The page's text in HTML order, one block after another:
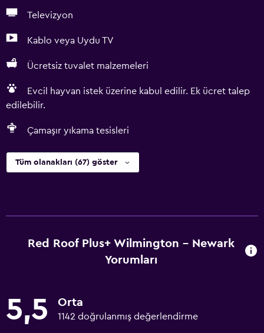
Televizyon
Kablo veya Uydu TV
Ücretsiz tuvalet malzemeleri
Evcil hayvan istek üzerine kabul edilir. Ek ücret talep
edilebilir.
Çamaşır yıkama tesisleri
Tüm olanakları (67) göster
Red Roof Plus+ Wilmington - Newark
Yorumları
5,5 Orta
1142 doğrulanmış değerlendirme